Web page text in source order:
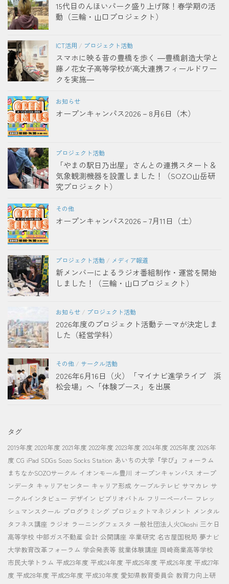
15代目のんほいパーク盛り上げ隊！春学期の活
動（三輪・山口プロジェクト）
ICT活用 / プロジェクト活動
スマホに映る昔の豊橋を歩く ―豊橋創造大学と
藤ノ花女子高等学校が高大連携フィールドワー
クを実施―
お知らせ
オープンキャンパス2026－8月6日（木）
プロジェクト活動
「やまの駅日乃出屋」さんとの連携スタート＆
気象観測機器を設置しました！（SOZO山岳研
究プロジェクト）
その他
オープンキャンパス2026－7月11日（土）
プロジェクト活動 / メディア報道
新メンバーによるラジオ番組制作・運営を開始
しました！（三輪・山口プロジェクト）
お知らせ / プロジェクト活動
2026年度のプロジェクト活動テーマが決定しま
した（経営学科）
その他 / サークル活動
2026年6月16日（火）「マイナビ進学ライブ 浜
松会場」へ「体験ブース」を出展
タグ
2019年度 2020年度 2021年度 2022年度 2023年度 2024年度 2025年度 2026年
度 CG iPad SDGs Sozo Socks Station あいちの大学『学び』フォーラム
まちなかSOZOサークル イオンモール豊川 オープンキャンパス オープ
ンデータ キャリアセンター キャリア形成 ケーブルテレビ サマカレ サ
ークルインタビュー デザイン ビブリオバトル フリーペーパー フレッ
シュマンスクール プログラミング プロジェクトマネジメント メンタル
タフネス講座 ラジオ ラーニングフェスタ 一般社団法人火Okoshi 三ケ日
高等学校 中部ガス不動産 会計 公開講座 卒業研究 名古屋国税局 夢ナビ
大学教育改革フォーラム 学会発表等 就業体験講座 岡崎商業高等学校
市民大学トラム 平成23年度 平成24年度 平成25年度 平成26年度 平成27年
度 平成28年度 平成29年度 平成30年度 愛知県教育委員会 教育力向上研